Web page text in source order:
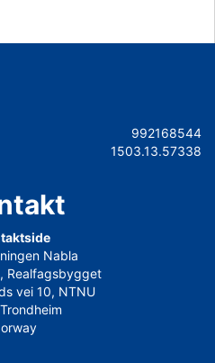
992168544
1503.13.57338
Nabla
Realfagsbygget
vei 10, NTNU